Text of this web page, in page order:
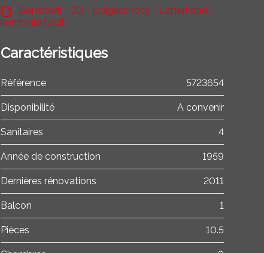
Gondiswil - 3D - Erdgeschoss - Letterhead-
kombiniert.pdf
Caractéristiques
Référence 5723654
Disponibilité A convenir
Sanitaires 4
Année de construction 1959
Dernières rénovations 2011
Balcon 1
Pièces 10.5